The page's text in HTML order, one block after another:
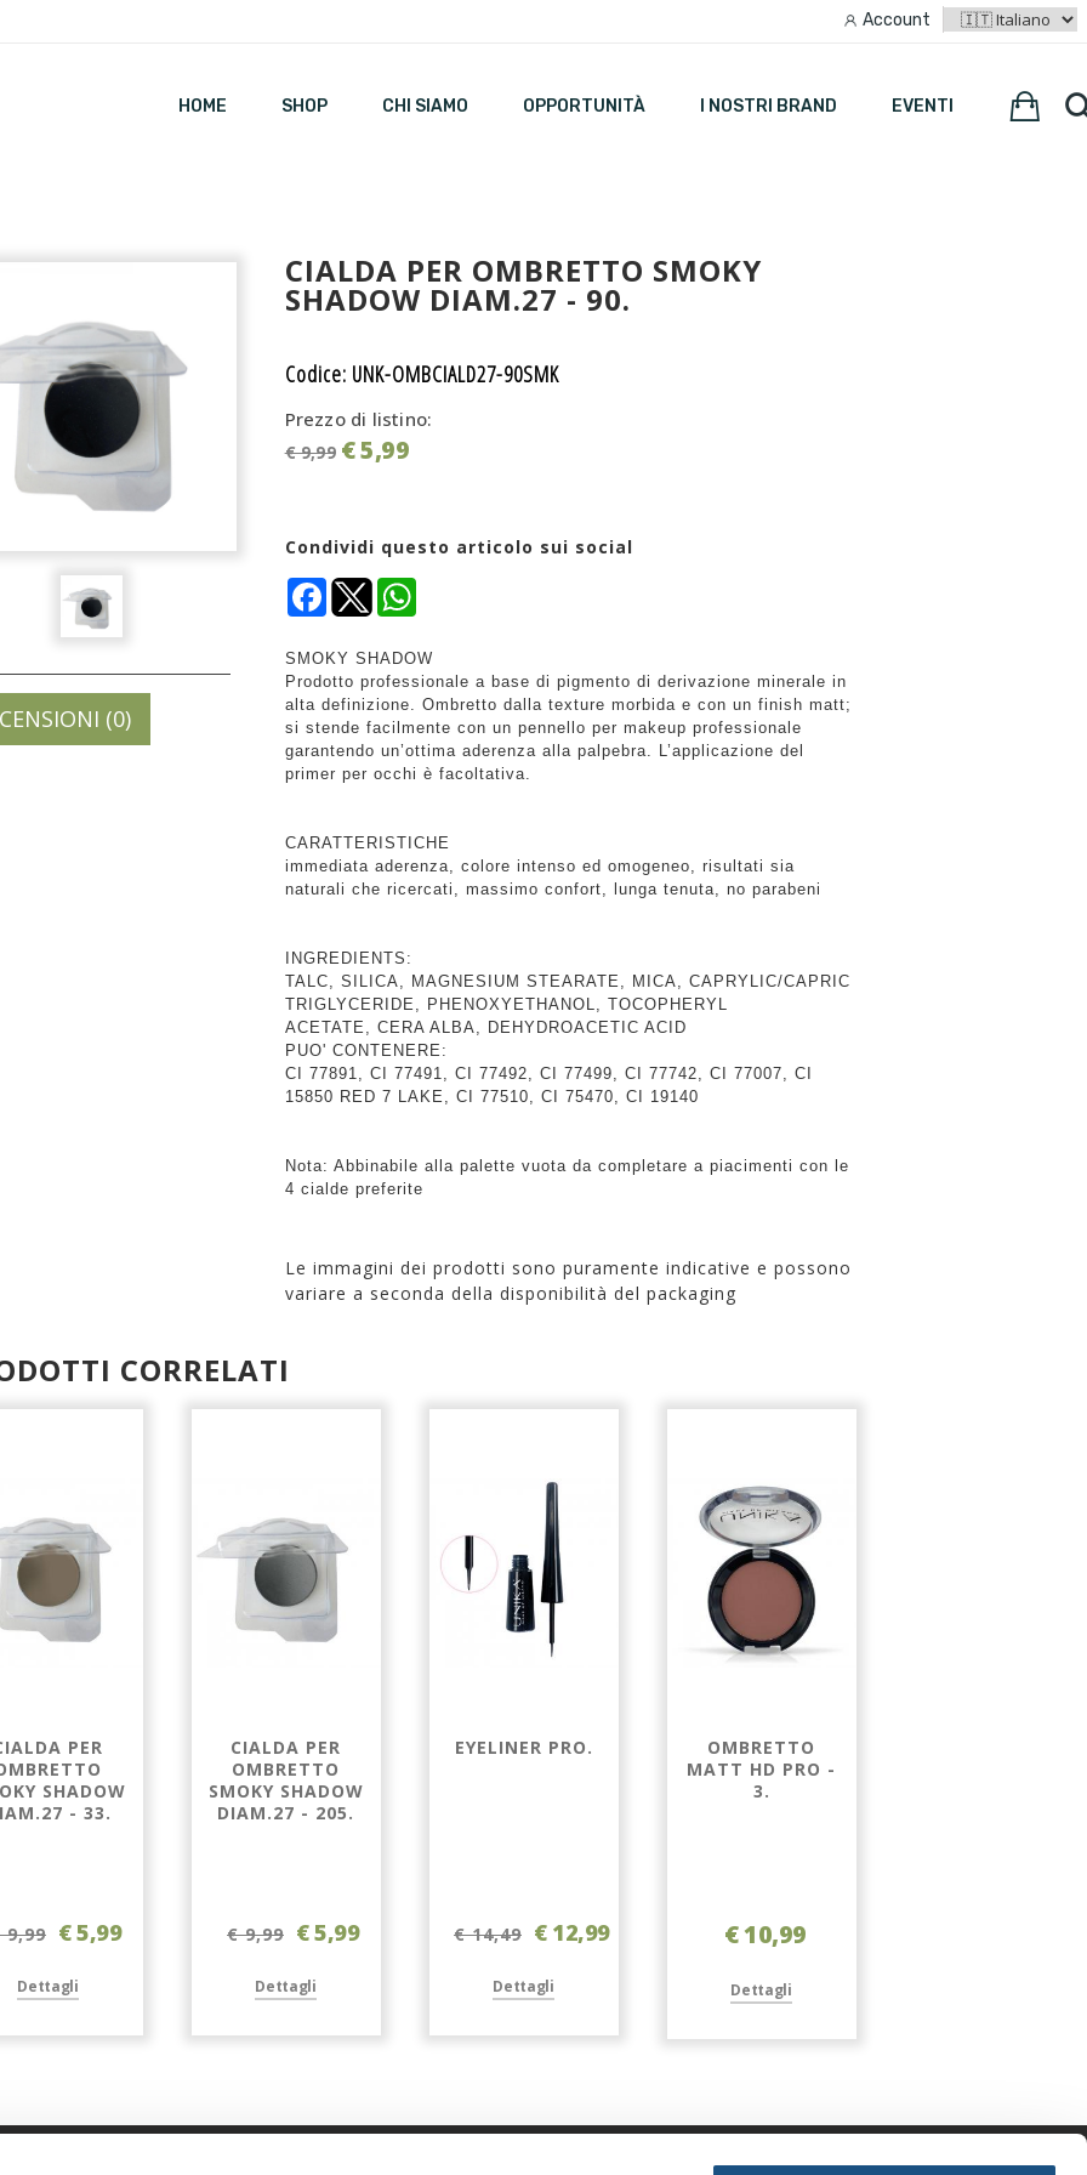
Account
HOME SHOP CHI SIAMO OPPORTUNITÀ I NOSTRI BRAND EVENTI
(0)
CIALDA PER OMBRETTO SMOKY
SHADOW DIAM.27 - 90.
Codice: UNK-OMBCIALD27-90SMK
Prezzo di listino:
€ 9,99 € 5,99
Condividi questo articolo sui social
FacebookWhatsApp
SMOKY SHADOW
Prodotto professionale a base di pigmento di derivazione minerale in
alta definizione. Ombretto dalla texture morbida e con un finish matt;
si stende facilmente con un pennello per makeup professionale
garantendo un’ottima aderenza alla palpebra. L’applicazione del
primer per occhi è facoltativa.
CARATTERISTICHE
immediata aderenza, colore intenso ed omogeneo, risultati sia
naturali che ricercati, massimo confort, lunga tenuta, no parabeni
INGREDIENTS:
TALC, SILICA, MAGNESIUM STEARATE, MICA, CAPRYLIC/CAPRIC
TRIGLYCERIDE, PHENOXYETHANOL, TOCOPHERYL
ACETATE, CERA ALBA, DEHYDROACETIC ACID
PUO' CONTENERE:
CI 77891, CI 77491, CI 77492, CI 77499, CI 77742, CI 77007, CI
15850 RED 7 LAKE, CI 77510, CI 75470, CI 19140
Nota: Abbinabile alla palette vuota da completare a piacimenti con le
4 cialde preferite
Le immagini dei prodotti sono puramente indicative e possono
variare a seconda della disponibilità del packaging
CORRELATI
PER
SHADOW
- 33.
9,99 € 5,99
Dettagli
CIALDA PER
OMBRETTO
SMOKY SHADOW
DIAM.27 - 205.
€ 9,99 € 5,99
Dettagli
EYELINER PRO.
€ 14,49 € 12,99
Dettagli
OMBRETTO
MATT HD PRO -
3.
€ 10,99
Dettagli